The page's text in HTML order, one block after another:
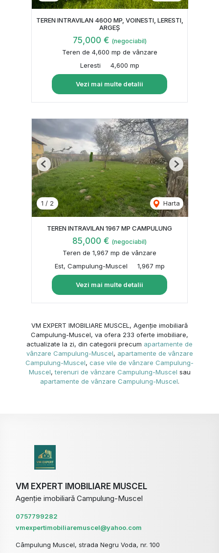
TEREN INTRAVILAN 4600 MP, VOINESTI, LERESTI,
ARGEȘ
75,000 € (negociabil)
Teren de 4,600 mp de vânzare
Leresti
4,600 mp
Vezi mai multe detalii
1 / 2 Harta
Previous Next
TEREN INTRAVILAN 1967 MP CAMPULUNG
85,000 € (negociabil)
Teren de 1,967 mp de vânzare
Est, Campulung-Muscel
1,967 mp
Vezi mai multe detalii
VM EXPERT IMOBILIARE MUSCEL, Agenție imobiliară
Campulung-Muscel, va ofera 233 oferte imobiliare,
actualizate la zi, din categorii precum apartamente de
vânzare Campulung-Muscel, apartamente de vânzare
Campulung-Muscel, case vile de vânzare Campulung-
Muscel,terenuri de vânzare Campulung-Muscel sau
apartamente de vânzare Campulung-Muscel.
VM EXPERT IMOBILIARE MUSCEL
Agenție imobiliară Campulung-Muscel
0757799282
vmexpertimobiliaremuscel@yahoo.com
Câmpulung Muscel, strada Negru Voda, nr. 100